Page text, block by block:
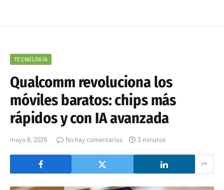
TECNOLOGÍA
Qualcomm revoluciona los
móviles baratos: chips más
rápidos y con IA avanzada
mayo 8, 2026 No hay comentarios 3 minutos